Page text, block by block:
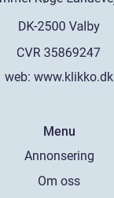
web: www.klikko.dk
Menu
Annonsering
Om oss